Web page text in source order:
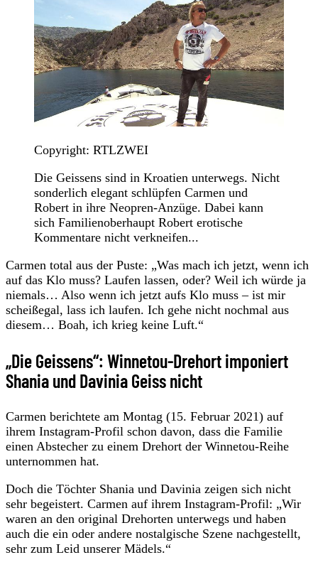
Copyright: RTLZWEI
Die Geissens sind in Kroatien unterwegs. Nicht
sonderlich elegant schlüpfen Carmen und
Robert in ihre Neopren-Anzüge. Dabei kann
sich Familienoberhaupt Robert erotische
Kommentare nicht verkneifen...
Carmen total aus der Puste: „Was mach ich jetzt, wenn ich
auf das Klo muss? Laufen lassen, oder? Weil ich würde ja
niemals… Also wenn ich jetzt aufs Klo muss – ist mir
scheißegal, lass ich laufen. Ich gehe nicht nochmal aus
diesem… Boah, ich krieg keine Luft.“
„Die Geissens“: Winnetou-Drehort imponiert
Shania und Davinia Geiss nicht
Carmen berichtete am Montag (15. Februar 2021) auf
ihrem Instagram-Profil schon davon, dass die Familie
einen Abstecher zu einem Drehort der Winnetou-Reihe
unternommen hat.
Doch die Töchter Shania und Davinia zeigen sich nicht
sehr begeistert. Carmen auf ihrem Instagram-Profil: „Wir
waren an den original Drehorten unterwegs und haben
auch die ein oder andere nostalgische Szene nachgestellt,
sehr zum Leid unserer Mädels.“